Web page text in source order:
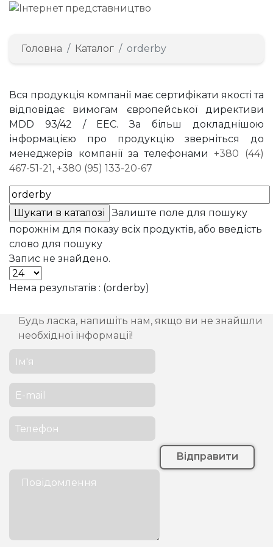
Головна Каталог orderby
Вся продукція компанії має сертифікати якості та
відповідає вимогам європейської директиви
MDD 93/42 / EEC. За більш докладнішою
інформацією про продукцію зверніться до
менеджерів компанії за телефонами+380 (44)
467-51-21, +380 (95) 133-20-67
Залиште поле для пошуку
порожнім для показу всіх продуктів, або введість
слово для пошуку
Запис не знайдено.
Нема результатів : (orderby)
Будь ласка, напишіть нам, якщо ви не знайшли
необхідної інформації!
Відправити